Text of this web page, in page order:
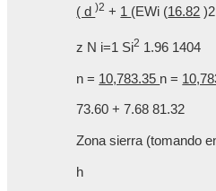
( d)2 + 1 (EWi (16.82
z N i=1 Si2 1.96 1404
n = 10,783.35 n =
73.60 + 7.68 81.32
Zona sierra (tomando
h